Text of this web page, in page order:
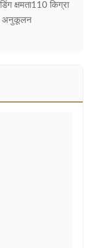
क्षमता110 किग्रा
अनुकूलन